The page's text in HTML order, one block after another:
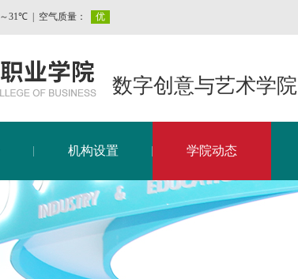
数字创意与艺术学院
机构设置 学院动态